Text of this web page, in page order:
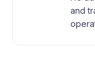
and